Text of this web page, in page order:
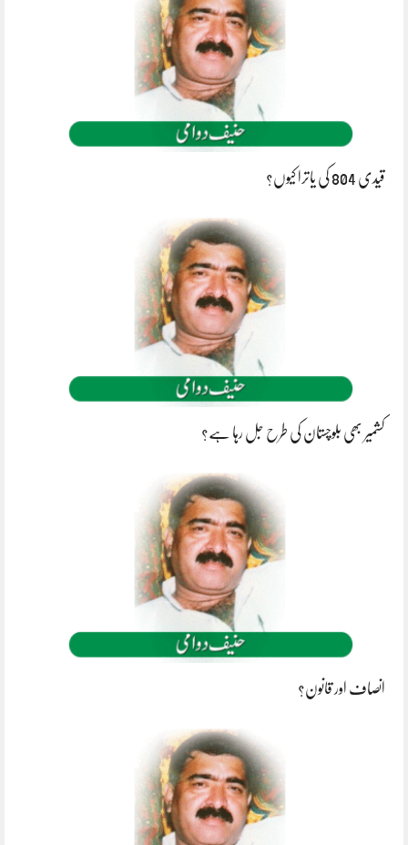
قیدی 804 کی یاترا کیوں؟
کشمیر بھی بلوچستان کی طرح جل رہا ہے؟
انصاف اور قانون؟